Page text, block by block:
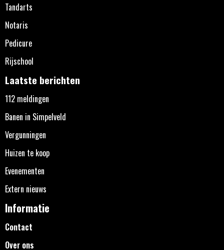
Tandarts
Notaris
Pedicure
Rijschool
Laatste berichten
112 meldingen
Banen in Simpelveld
Vergunningen
Huizen te koop
Evenementen
Extern nieuws
Informatie
Contact
Over ons